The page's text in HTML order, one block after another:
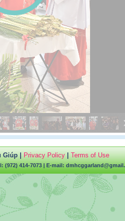
Giúp |Privacy Policy|Terms of Use
(972) 414-7073 | E-mail: